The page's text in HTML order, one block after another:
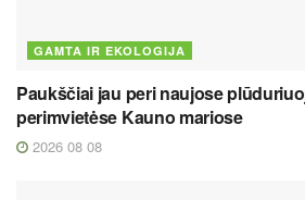
GAMTA IR EKOLOGIJA
Paukščiai jau peri naujose
perimvietėse Kauno mariose
2026 08 08